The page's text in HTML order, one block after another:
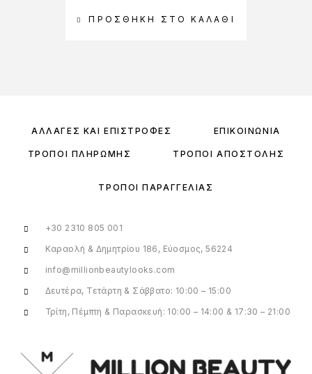
ΠΡΟΣΘΉΚΗ ΣΤΟ ΚΑΛΆΘΙ
ΑΛΛΑΓΈΣ ΚΑΙ ΕΠΙΣΤΡΟΦΈΣ ΕΠΙΚΟΙΝΩΝΊΑ
ΤΡΌΠΟΙ ΠΛΗΡΩΜΉΣ ΤΡΌΠΟΙ ΑΠΟΣΤΟΛΉΣ
ΤΡΌΠΟΙ ΠΑΡΑΓΓΕΛΊΑΣ
+30 2310 805 001
Καραολή & Δημητρίου 186, Εύοσμος, 56224
info@millionbeautylooks.com
Δευτέρα, Τετάρτη & Σάββατο: 10:00 – 15:00
Τρίτη, Πέμπτη & Παρασκευή: 10:00 – 14:00 & 17:30 – 21:00